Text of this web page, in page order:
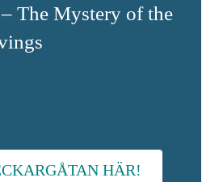
The Mystery of the
HÄR!